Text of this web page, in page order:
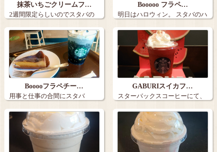
抹茶いちごクリームフ…
2週間限定らしいのでスタバの
抹茶いちごク…
Booooo フラペ…
明日はハロウィン。 スタバのハ
ロウィン…
Booooフラペチー…
用事と仕事の合間にスタバ
に、、 Boo…
GABURIスイカフ…
スターバックスコーヒーにて、
GABURI…